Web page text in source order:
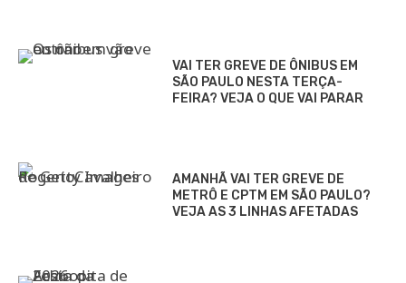
VAI TER GREVE DE ÔNIBUS EM
SÃO PAULO NESTA TERÇA-
FEIRA? VEJA O QUE VAI PARAR
AMANHÃ VAI TER GREVE DE
METRÔ E CPTM EM SÃO PAULO?
VEJA AS 3 LINHAS AFETADAS